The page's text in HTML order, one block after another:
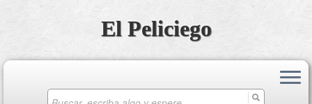
El Peliciego